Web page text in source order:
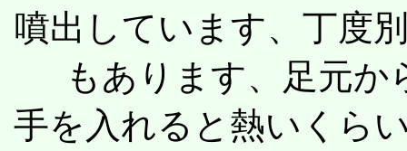
噴出しています、丁度
もあります、足元
手を入れると熱いくら